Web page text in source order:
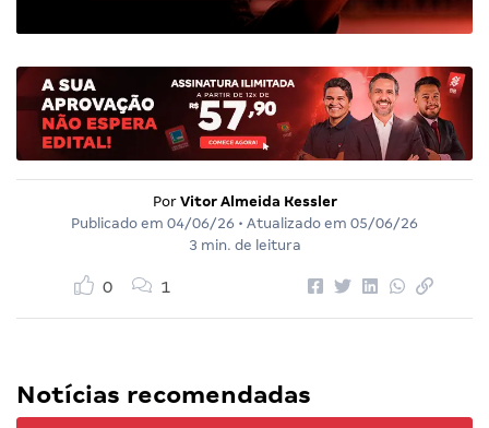
Por Vitor Almeida Kessler
Publicado em 04/06/26 • Atualizado em 05/06/26
3 min. de leitura
0 1
Notícias recomendadas